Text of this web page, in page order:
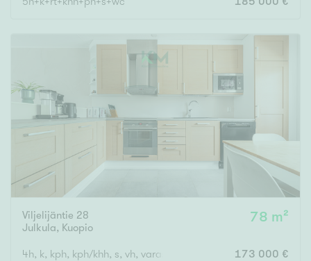
Viljelijäntie 28
Julkula, Kuopio
78 m²
4h, k, kph, kph/khh, s, vh, varasto, autotalli 173 000 €